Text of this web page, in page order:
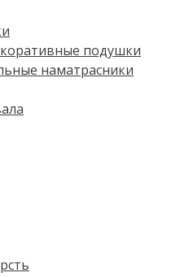
подушки
наматрасники